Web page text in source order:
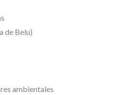
de Belu)
ambientales